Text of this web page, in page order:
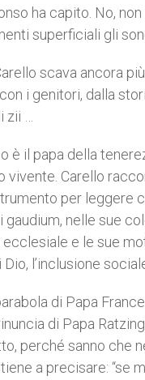
ha capito. No,
superficiali gli
scava ancora
i genitori, dalla
…
è il papa della
vivente. Carello
per leggere
gaudium, nelle sue
e le sue
l’inclusione
di Papa
di Papa
perché sanno che
a precisare: “se